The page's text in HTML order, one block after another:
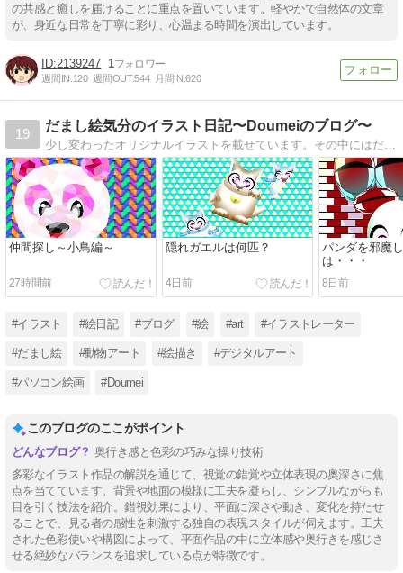
の共感と癒しを届けることに重点を置いています。軽やかで自然体の文章
が、身近な日常を丁寧に彩り、心温まる時間を演出しています。
2139247 1
週間IN:120 週間OUT:544 月間IN:620
19
だまし絵気分のイラスト日記〜Doumeiのブログ〜
少し変わったオリジナルイラストを載せています。その中にはだまし絵を含ませた作品や･･時には間違い探しの作品等を更新しています。
仲間探し～小鳥編～
27時間前
隠れガエルは何匹？
4日前
パンダを邪魔
は・・・
8日前
#イラスト #絵日記 #ブログ #絵 #art #イラストレーター
#だまし絵 #動物アート #絵描き #デジタルアート
#パソコン絵画 #Doumei
このブログのここがポイント
奥行き感と色彩の巧みな操り技術
多彩なイラスト作品の解説を通じて、視覚の錯覚や立体表現の奥深さに焦
点を当てています。背景や地面の模様に工夫を凝らし、シンプルながらも
目を引く技法を紹介。錯視効果により、平面に深さや動き、変化を持たせ
ることで、見る者の感性を刺激する独自の表現スタイルが伺えます。工夫
された色彩使いや構図によって、平面作品の中に立体感や奥行きを感じさ
せる絶妙なバランスを追求している点が特徴です。